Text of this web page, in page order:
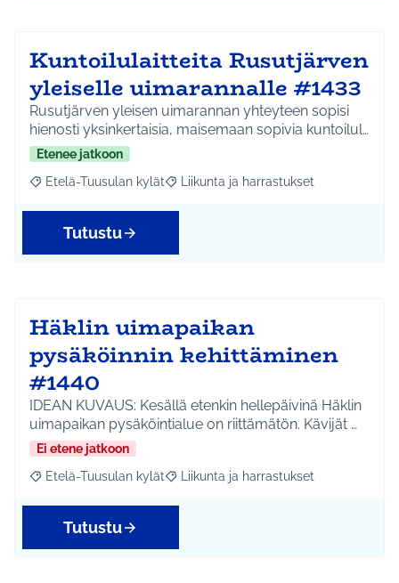
Kuntoilulaitteita Rusutjärven
yleiselle uimarannalle #1433
Rusutjärven yleisen uimarannan yhteyteen sopisi
hienosti yksinkertaisia, maisemaan sopivia kuntoilul…
Etenee jatkoon
Rajaa tulokset aihepiirin mukaan: Etelä-Tuusulan kylät
Etelä-Tuusulan kylät Rajaa tulokset teeman mukaan:
Liikunta ja harrastukset
Tutustu
Häklin uimapaikan
pysäköinnin kehittäminen
#1440
IDEAN KUVAUS: Kesällä etenkin hellepäivinä Häklin
uimapaikan pysäköintialue on riittämätön. Kävijät …
Ei etene jatkoon
Rajaa tulokset aihepiirin mukaan: Etelä-Tuusulan kylät
Etelä-Tuusulan kylät Rajaa tulokset teeman mukaan:
Liikunta ja harrastukset
Tutustu